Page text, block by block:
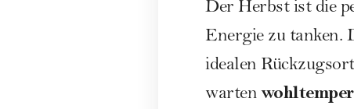
Der Herbst ist die
Energie zu tanken.
idealen
warten